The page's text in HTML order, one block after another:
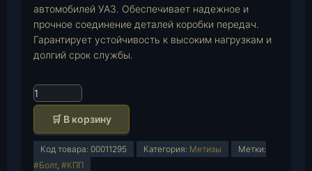
автомобилей УАЗ. Обеспечивает надежное и
прочное соединение деталей коробки передач.
Гарантирует устойчивость к высоким нагрузкам и
долгий срок службы.
К
о
и
🛒 В корзину
Код товара: 00011295 Категория: Метизы
Метки:
#Болт, #КПП